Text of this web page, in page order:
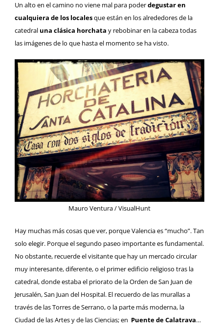
Un alto en el camino no viene mal para poderdegustar en
cualquiera de los localesque están en los alrededores de la
catedral una clásica horchata y rebobinar en la cabeza todas
las imágenes de lo que hasta el momento se ha visto.
Mauro Ventura / VisualHunt
Hay muchas más cosas que ver, porque Valencia es “mucho”. Tan
solo elegir. Porque el segundo paseo importante es fundamental.
No obstante, recuerde el visitante que hay un mercado circular
muy interesante, diferente, o el primer edificio religioso tras la
catedral, donde estaba el priorato de la Orden de San Juan de
Jerusalén,San Juan del Hospital. El recuerdo de las murallas a
través de las Torres de Serrano, o la parte más moderna, la
Ciudad de las Artes y de las Ciencias; en Puente de Calatrava…